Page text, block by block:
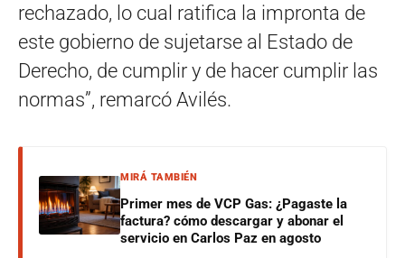
rechazado, lo cual ratifica la impronta de
este gobierno de sujetarse al Estado de
Derecho, de cumplir y de hacer cumplir las
normas”, remarcó Avilés.
MIRÁ TAMBIÉN
Primer mes de VCP Gas: ¿Pagaste la
factura? cómo descargar y abonar el
servicio en Carlos Paz en agosto